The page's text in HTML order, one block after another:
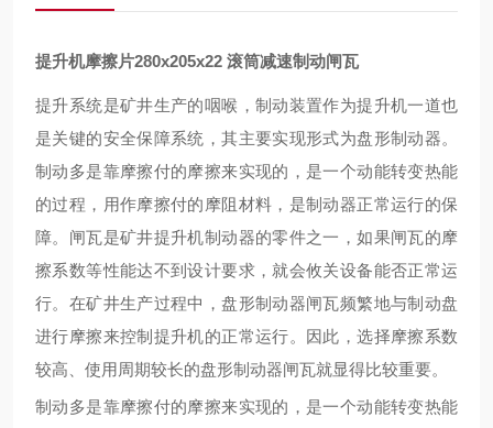
提升机摩擦片280x205x22 滚筒减速制动闸瓦
提升系统是矿井生产的咽喉，制动装置作为提升机一道也
是关键的安全保障系统，其主要实现形式为盘形制动器。
制动多是靠摩擦付的摩擦来实现的，是一个动能转变热能
的过程，用作摩擦付的摩阻材料，是制动器正常运行的保
障。闸瓦是矿井提升机制动器的零件之一 ，如果闸瓦的摩
擦系数等性能达不到设计要求，就会攸关设备能否正常运
行。在矿井生产过程中，盘形制动器闸瓦频繁地与制动盘
进行摩擦来控制提升机的正常运行。 因此，选择摩擦系数
较高、使用周期较长的盘形制动器闸瓦就显得比较重要。
制动多是靠摩擦付的摩擦来实现的，是一个动能转变热能